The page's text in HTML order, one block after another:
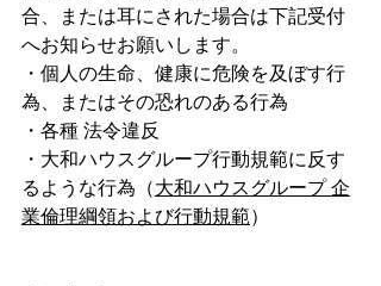
合、または耳にされた場合は下記受付
へお知らせお願いします。
・個人の生命、健康に危険を及ぼす行
為、またはその恐れのある行為
・各種 法令違反
・大和ハウスグループ行動規範に反す
るような行為（大和ハウスグループ 企
業倫理綱領および行動規範）